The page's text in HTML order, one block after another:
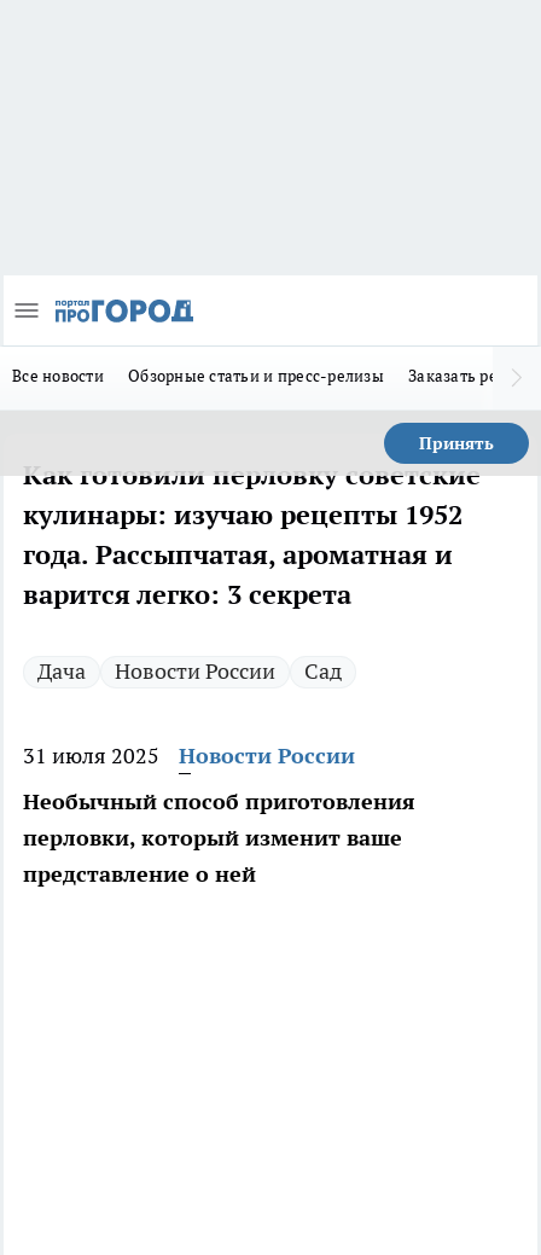
Все новости Обзорные статьи и пресс-релизы Заказать
Принять
Как готовили перловку советские
кулинары: изучаю рецепты 1952
года. Рассыпчатая, ароматная и
варится легко: 3 секрета
Дача Новости России Сад
31 июля 2025
Новости России
Необычный способ приготовления
перловки, который изменит ваше
представление о ней